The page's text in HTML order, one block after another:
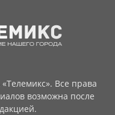
Все права
возможна после